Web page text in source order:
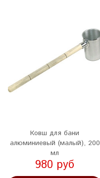
Ковш для бани
алюминиевый (малый), 200
мл
980 руб